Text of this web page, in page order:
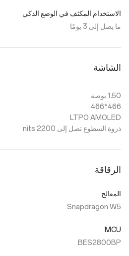
الاستخدام المكثف في الوضع الذكي
ما يصل إلى 3 يومًا
الشاشة
1.50 بوصة
466*466
LTPO AMOLED
ذروة السطوع تصل إلى 2200 nits
الرقاقة
المعالج
Snapdragon W5
MCU
BES2800BP